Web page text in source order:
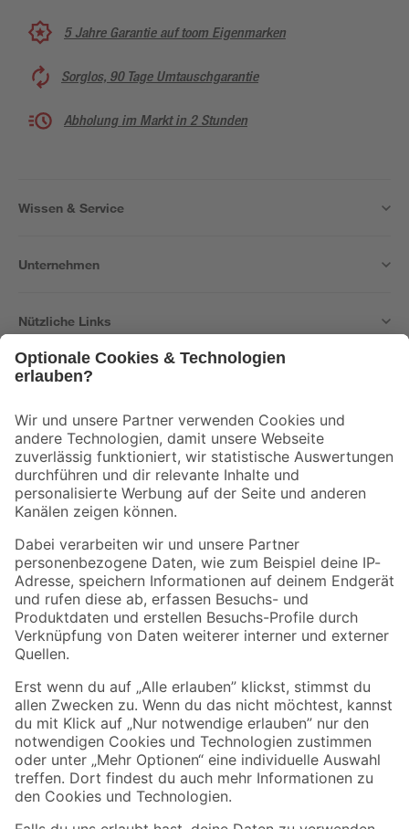
5 Jahre Garantie auf toom Eigenmarken
Sorglos, 90 Tage Umtauschgarantie
Abholung im Markt in 2 Stunden
Wissen & Service
Unternehmen
Nützliche Links
Der toom Newsletter: Keine Angebote und Aktionen mehr verpassen!
Zur Newsletter Anmeldung
Folge uns
Zahlungsarten Versandarten
Sicher einkaufen
Jetzt die toom-App herunterladen